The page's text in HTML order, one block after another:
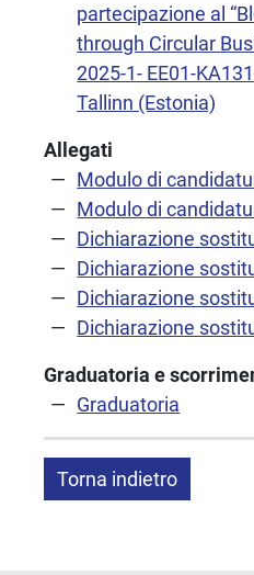
partecipazione al
through Circular
2025-1- EE01-
Tallinn (Estonia)
Allegati
Modulo di
Modulo di
Dichiarazione
Dichiarazione
Dichiarazione
Dichiarazione
Graduatoria e
Graduatoria
Torna indietro